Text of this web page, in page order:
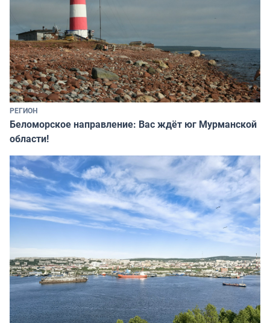
РЕГИОН
Беломорское направление: Вас ждёт юг Мурманской
области!